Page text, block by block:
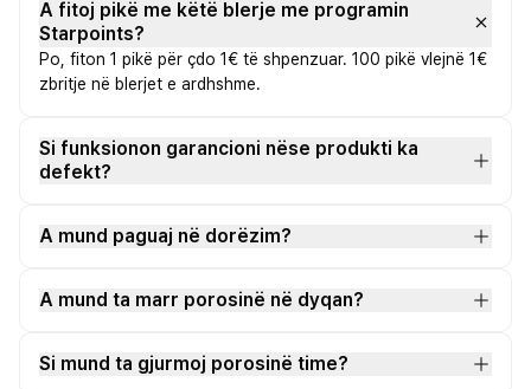
A fitoj pikë me këtë blerje me programin
Starpoints?
Po, fiton 1 pikë për çdo 1€ të shpenzuar. 100 pikë vlejnë 1€
zbritje në blerjet e ardhshme.
Si funksionon garancioni nëse produkti ka
defekt?
A mund paguaj në dorëzim?
A mund ta marr porosinë në dyqan?
Si mund ta gjurmoj porosinë time?